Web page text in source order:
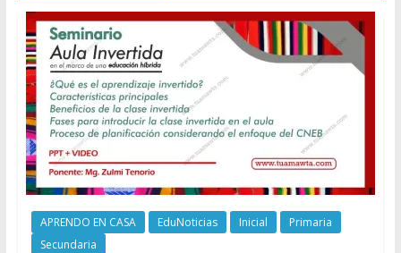
APRENDO EN CASA EduNoticias Inicial
Primaria
Secundaria